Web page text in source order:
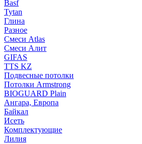
Basf
Tytan
Глина
Разное
Смеси Atlas
Смеси Алит
GIFAS
TTS KZ
Подвесные потолки
Потолки Armstrong
BIOGUARD Plain
Ангара, Европа
Байкал
Исеть
Комплектующие
Лилия